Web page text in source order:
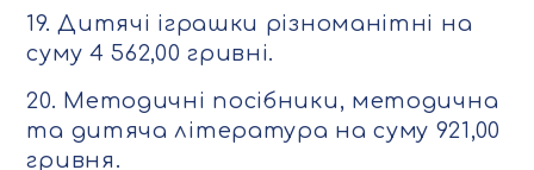
19. Дитячі іграшки різноманітні на
суму 4 562,00 гривні.
20. Методичні посібники, методична
та дитяча література на суму 921,00
гривня.